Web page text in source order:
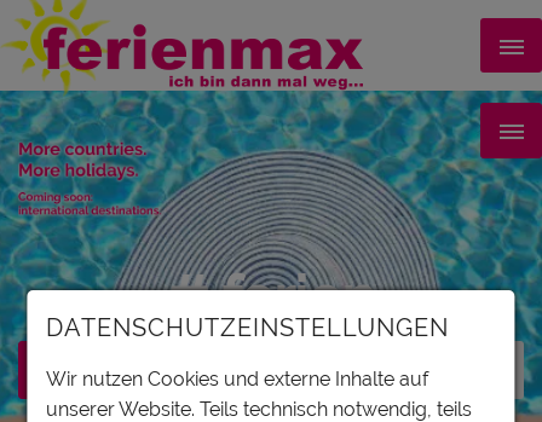
# ferien
DATENSCHUTZEINSTELLUNGEN
Wir nutzen Cookies und externe Inhalte auf
unserer Website. Teils technisch notwendig, teils